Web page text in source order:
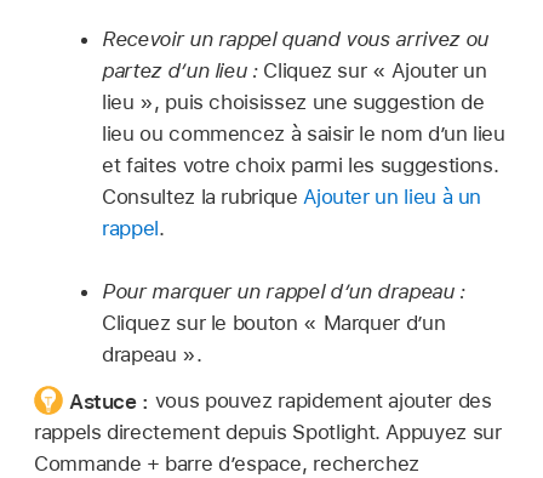
Recevoir un rappel quand vous arrivez ou
partez d’un lieu :Cliquez sur « Ajouter un
lieu », puis choisissez une suggestion de
lieu ou commencez à saisir le nom d’un lieu
et faites votre choix parmi les suggestions.
Consultez la rubriqueAjouter un lieu à un
rappel.
Pour marquer un rappel d’un drapeau :
Cliquez sur le bouton « Marquer d’un
drapeau ».
Astuce : vous pouvez rapidement ajouter des
rappels directement depuis Spotlight. Appuyez sur
Commande + barre d’espace, recherchez